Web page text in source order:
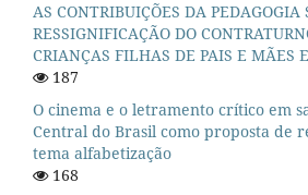
AS CONTRIBUIÇÕES DA
RESSIGNIFICAÇÃO DO
CRIANÇAS FILHAS DE PAIS E MÃES
187
O cinema e o letramento crítico em
Central do Brasil como proposta de
tema alfabetização
168